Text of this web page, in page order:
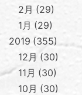
2月
29
1月
29
2019 355
12月
30
11月
30
10月
30